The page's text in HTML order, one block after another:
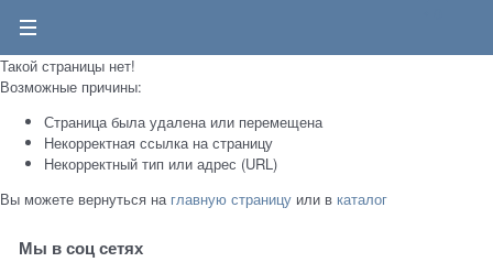
Такой страницы нет!
Возможные причины:
Страница была удалена или перемещена
Некорректная ссылка на страницу
Некорректный тип или адрес (URL)
Вы можете вернуться на главную страницу или в каталог
Мы в соц сетях